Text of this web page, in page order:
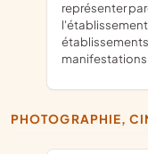
représenter
manifestations
PHOTOGRAPHIE,